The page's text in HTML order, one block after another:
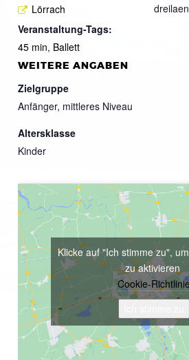
Lörrach
Veranstaltung-Tags:
45 min, Ballett
WEITERE ANGABEN
Zielgruppe
Anfänger, mittleres Niveau
Altersklasse
Kinder
Klicke auf "Ich stimme zu",
zu aktivieren
Cookie-